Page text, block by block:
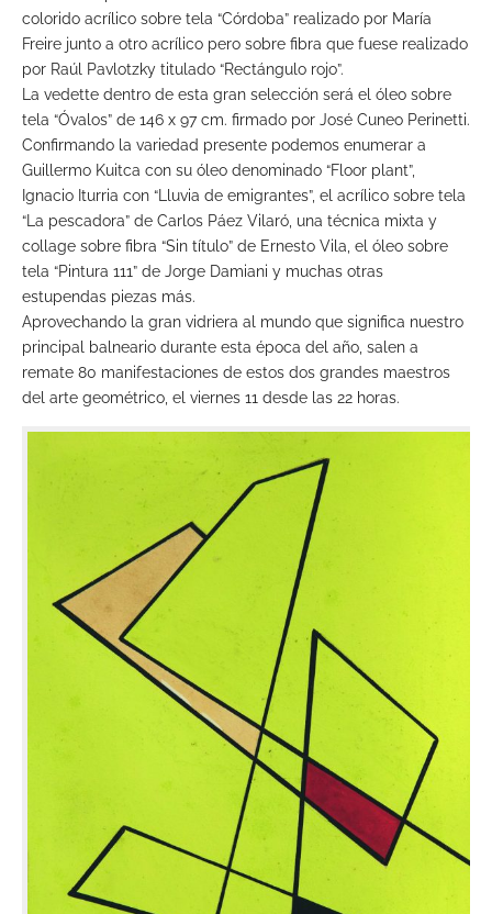
colorido acrílico sobre tela “Córdoba” realizado por María
Freire junto a otro acrílico pero sobre fibra que fuese realizado
por Raúl Pavlotzky titulado “Rectángulo rojo”.
La vedette dentro de esta gran selección será el óleo sobre
tela “Óvalos” de 146 x 97 cm. firmado por José Cuneo Perinetti.
Confirmando la variedad presente podemos enumerar a
Guillermo Kuitca con su óleo denominado “Floor plant”,
Ignacio Iturria con “Lluvia de emigrantes”, el acrílico sobre tela
“La pescadora” de Carlos Páez Vilaró, una técnica mixta y
collage sobre fibra “Sin título” de Ernesto Vila, el óleo sobre
tela “Pintura 111” de Jorge Damiani y muchas otras
estupendas piezas más.
Aprovechando la gran vidriera al mundo que significa nuestro
principal balneario durante esta época del año, salen a
remate 80 manifestaciones de estos dos grandes maestros
del arte geométrico, el viernes 11 desde las 22 horas.